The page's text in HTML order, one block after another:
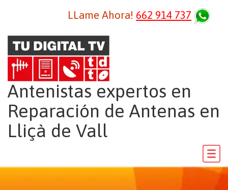
LLame Ahora! 662 914 737
Antenistas expertos en
Reparación de Antenas en
Lliçà de Vall